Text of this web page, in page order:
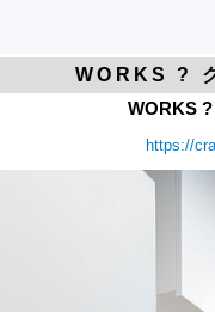
WORKS ?
WORKS
https://